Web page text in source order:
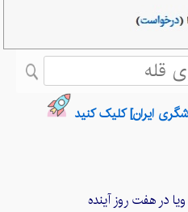
ایران] کلیک کنید
در هفت روز آینده